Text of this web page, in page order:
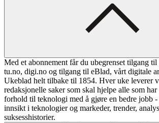
Med et abonnement får du ubegrenset tilgang
tu.no, digi.no og tilgang til eBlad, vårt digitale
Ukeblad helt tilbake til 1854. Hver uke leverer
redaksjonelle saker som skal hjelpe alle som
forhold til teknologi med å gjøre en bedre jobb
innsikt i teknologier og markeder, trender,
suksesshistorier.